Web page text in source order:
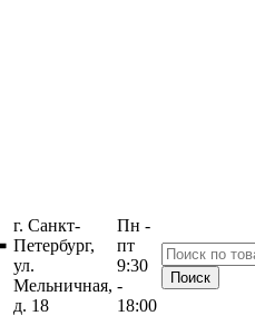
г. Санкт-
Петербург,
ул.
Мельничная,
д. 18
Пн -
пт
9:30
-
18:00